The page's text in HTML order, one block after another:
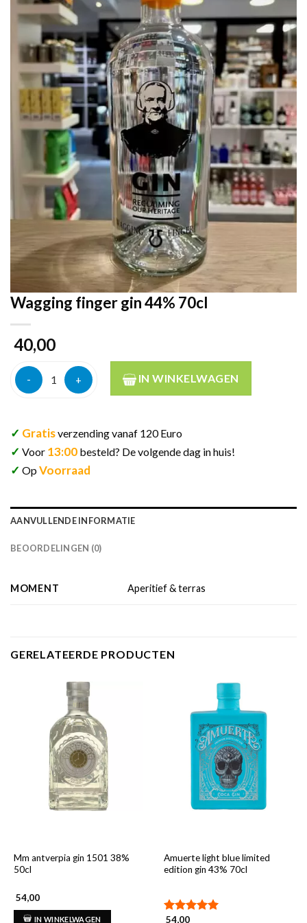
Wagging finger gin 44% 70cl
40,00
Wagging finger gin 44% 70cl aantalIN WINKELWAGEN
✓ Gratisverzending vanaf 120 Euro
✓ Voor 13:00 besteld? De volgende dag in huis!
✓ OpVoorraad
AANVULLENDE INFORMATIE
BEOORDELINGEN (0)
MOMENT Aperitief & terras
GERELATEERDE PRODUCTEN
Mm antverpia gin 1501 38%
50cl
54,00
IN WINKELWAGEN
Amuerte light blue limited
edition gin 43% 70cl
54,00